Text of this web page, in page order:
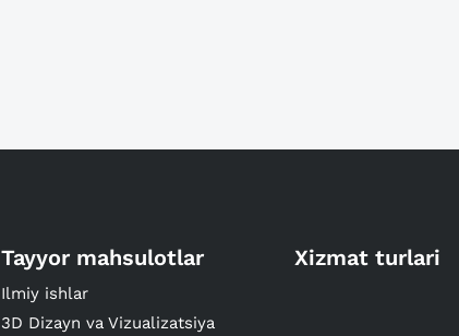
Tayyor mahsulotlar
Ilmiy ishlar
3D Dizayn va Vizualizatsiya
Xizmat turlari